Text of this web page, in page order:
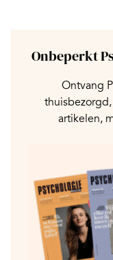
Onbeperkt
Ontvang
artikelen,